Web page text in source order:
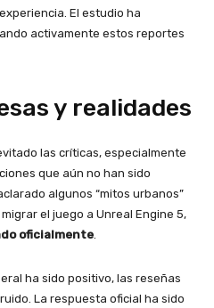
El estudio ha
activamente estos reportes
y realidades
las críticas, especialmente
que aún no han sido
algunos “mitos urbanos”
el juego a Unreal Engine 5,
oficialmente.
ha sido positivo, las reseñas
La respuesta oficial ha sido